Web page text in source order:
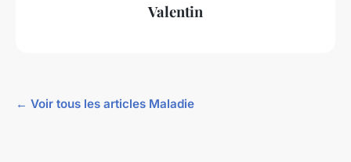
Valentin
← Voir tous les articles Maladie